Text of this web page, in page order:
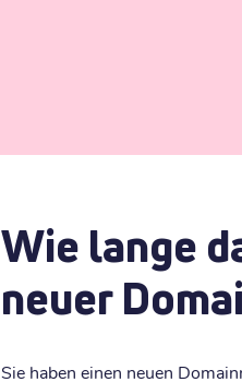
Wie lange
neuer
Sie haben einen neuen